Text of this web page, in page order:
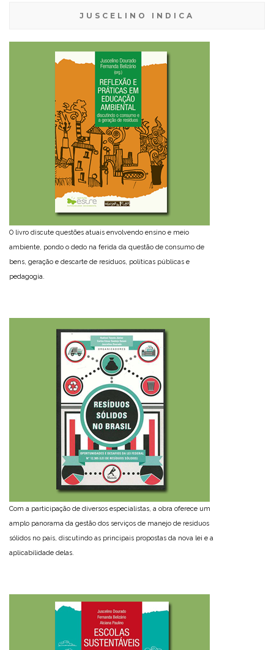
JUSCELINO INDICA
O livro discute questões atuais envolvendo ensino e meio
ambiente, pondo o dedo na ferida da questão de consumo de
bens, geração e descarte de resíduos, políticas públicas e
pedagogia.
Com a participação de diversos especialistas, a obra oferece um
amplo panorama da gestão dos serviços de manejo de resíduos
sólidos no país, discutindo as principais propostas da nova lei e a
aplicabilidade delas.